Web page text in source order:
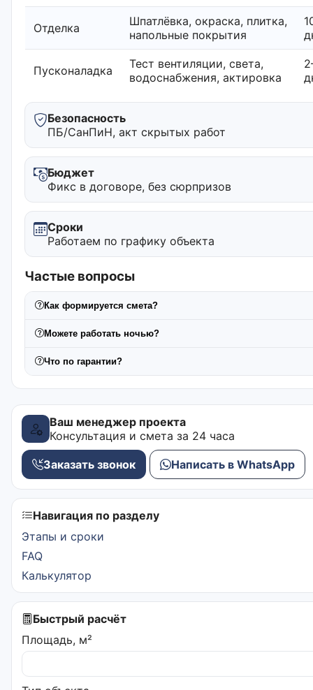
Отделка
Шпатлёвка, окраска, плитка,
напольные покрытия
Пусконаладка
Тест вентиляции, света,
водоснабжения, актировка
Безопасность
ПБ/СанПиН, акт скрытых работ
Бюджет
Фикс в договоре, без сюрпризов
Сроки
Работаем по графику объекта
Частые вопросы
Как формируется смета?
Можете работать ночью?
Что по гарантии?
Ваш менеджер проекта
Консультация и смета за 24 часа
Заказать звонок Написать в WhatsApp
Навигация по разделу
Этапы и сроки
FAQ
Калькулятор
Быстрый расчёт
Площадь, м²